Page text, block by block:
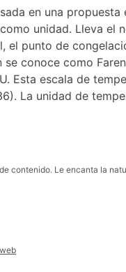
en una
unidad. Lleva el
el punto de
conoce como
Esta escala de
La unidad de
contenido. Le encanta la